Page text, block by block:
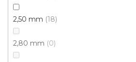
2,50 mm 18
2,80 mm 0
PVC podlaha TERRA T2